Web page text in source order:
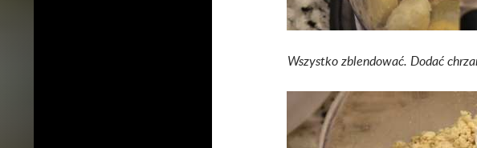
Wszystko zblendować. Dodać